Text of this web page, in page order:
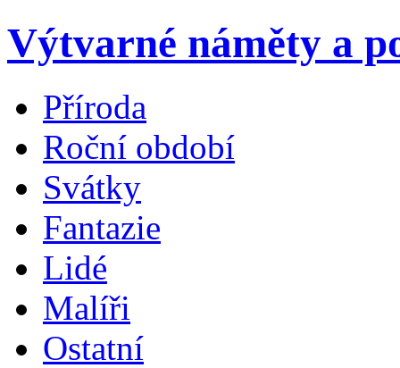
Výtvarné náměty a
Příroda
Roční období
Svátky
Fantazie
Lidé
Malíři
Ostatní